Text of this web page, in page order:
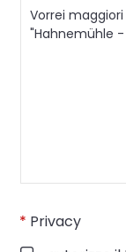
* Privacy